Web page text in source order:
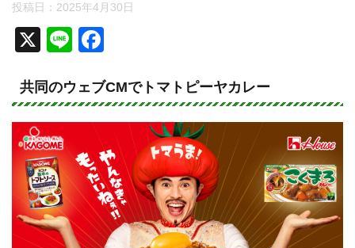
投稿日： 2025年4月30日
X
Li
e
c
e
b
o
o
k
共同のウェブCMでトマトピーヤカレー